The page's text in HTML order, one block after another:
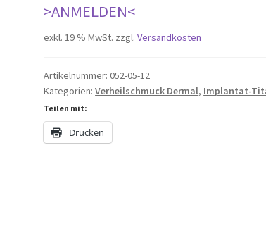
>ANMELDEN<
exkl. 19 % MwSt. zzgl.Versandkosten
Artikelnummer:052-05-12
Kategorien:Verheilschmuck Dermal, Implantat-
Teilen mit:
Drucken